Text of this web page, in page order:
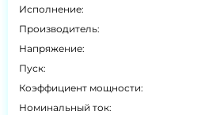
Исполнение:
Производитель:
Напряжение:
Пуск:
Коэффициент мощности:
Номинальный ток: